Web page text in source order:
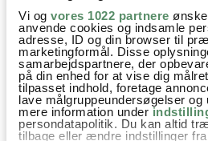
Vi og vores 1022 partnere
anvende cookies og indsamle
adresse, ID og din browser til
marketingformål. Disse
samarbejdspartnere, der
på din enhed for at vise dig
tilpasset indhold, foretage
lave målgruppeundersøgelser og
mere information under
persondatapolitik. Du kan altid
tilbage eller ændre indstillinger
Tak for god inspiration!
besvar
Ann-Christine:
12. januar 2016 kl. 21:14
Ej, hvor dejligt!
Det er jeg glad for at